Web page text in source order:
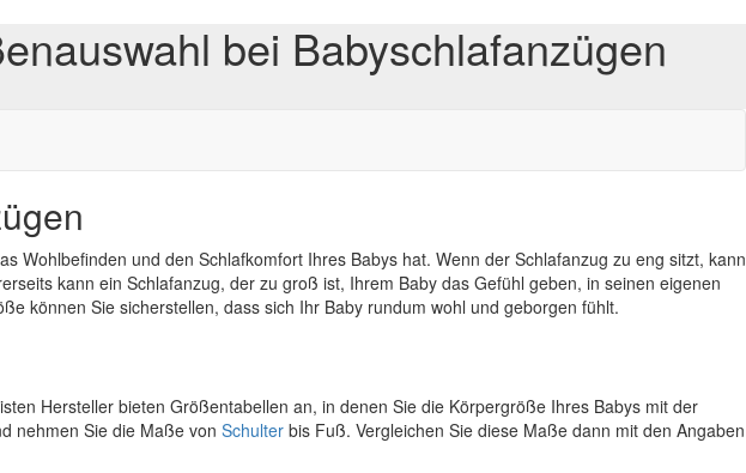
bei Babyschlafanzügen
und den Schlafkomfort Ihres Babys hat. Wenn der Schlafanzug zu eng sitzt, kann
kann ein Schlafanzug, der zu groß ist, Ihrem Baby das Gefühl geben, in seinen eigenen
können Sie sicherstellen, dass sich Ihr Baby rundum wohl und geborgen fühlt.
Hersteller bieten Größentabellen an, in denen Sie die Körpergröße Ihres Babys mit der
nehmen Sie die Maße von Schulter bis Fuß. Vergleichen Sie diese Maße dann mit den Angaben